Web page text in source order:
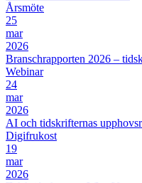
Årsmöte
25
mar
2026
Branschrapporten 2026 –
Webinar
24
mar
2026
AI och tidskrifternas
Digifrukost
19
mar
2026